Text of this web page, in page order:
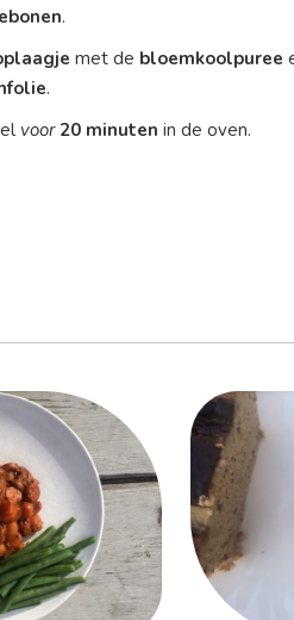
.
met de bloemkoolpuree
.
voor 20 minuten in de oven.